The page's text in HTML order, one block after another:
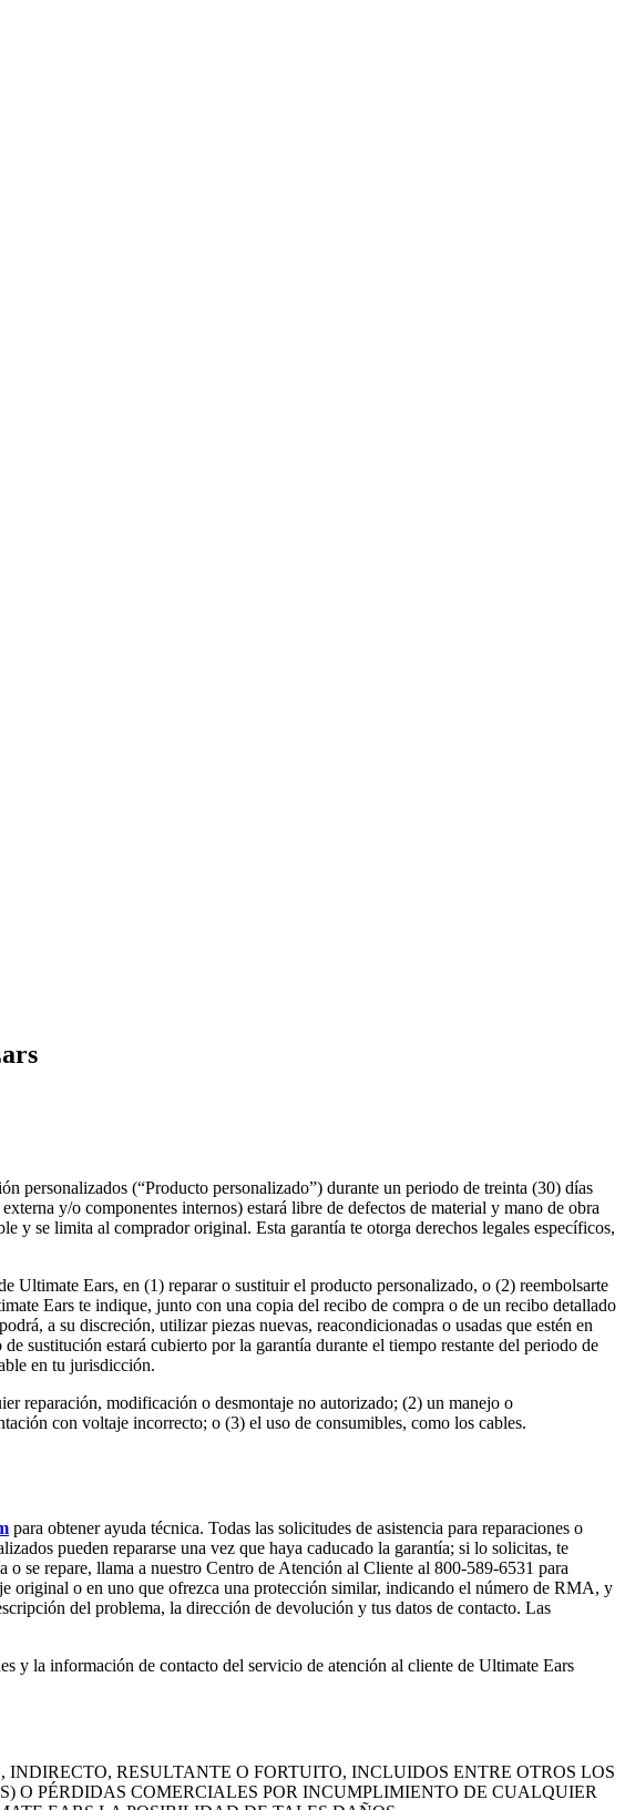
personalizados (“Producto personalizado”) durante un periodo de treinta (30) días
y/o componentes internos) estará libre de defectos de material y mano de obra
y se limita al comprador original. Esta garantía te otorga derechos legales específicos,
Ultimate Ears, en (1) reparar o sustituir el producto personalizado, o (2) reembolsarte
Ears te indique, junto con una copia del recibo de compra o de un recibo detallado
a su discreción, utilizar piezas nuevas, reacondicionadas o usadas que estén en
sustitución estará cubierto por la garantía durante el tiempo restante del periodo de
en tu jurisdicción.
reparación, modificación o desmontaje no autorizado; (2) un manejo o
con voltaje incorrecto; o (3) el uso de consumibles, como los cables.
para obtener ayuda técnica. Todas las solicitudes de asistencia para reparaciones o
pueden repararse una vez que haya caducado la garantía; si lo solicitas, te
se repare, llama a nuestro Centro de Atención al Cliente al 800-589-6531 para
original o en uno que ofrezca una protección similar, indicando el número de RMA, y
del problema, la dirección de devolución y tus datos de contacto. Las
y la información de contacto del servicio de atención al cliente de Ultimate Ears
RESULTANTE O FORTUITO, INCLUIDOS ENTRE OTROS LOS
O PÉRDIDAS COMERCIALES POR INCUMPLIMIENTO DE CUALQUIER